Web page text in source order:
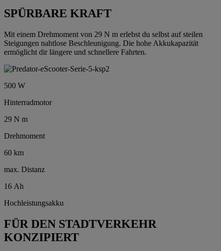
SPÜRBARE KRAFT
Mit einem Drehmoment von 29 N m erlebst du selbst auf steilen
Steigungen nahtlose Beschleunigung. Die hohe Akkukapazität
ermöglicht dir längere und schnellere Fahrten.
500 W
Hinterradmotor
29 N m
Drehmoment
60 km
max. Distanz
16 Ah
Hochleistungsakku
FÜR DEN STADTVERKEHR
KONZIPIERT